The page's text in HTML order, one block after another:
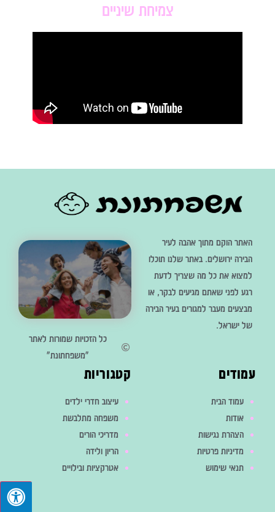
צמיחת שיניים
האתר הוקם מתוך אהבה לעיר
הבירה ירושלים. באתר שלנו תוכלו
למצוא את כל מה שצריך לדעת
רגע לפני שאתם מגיעים לבקר, או
מבצעים מעבר למגורים בעיר הבירה
של ישראל.
כל הזכויות שמורות לאתר
"משפחתונת"
עמודים
עמוד הבית
אודות
הצהרת נגישות
מדיניות פרטיות
תנאי שימוש
קטגוריות
עיצוב חדרי ילדים
משפחה מתלבשת
מדריכי הורים
הריון ולידה
אטרקציות ובילויים